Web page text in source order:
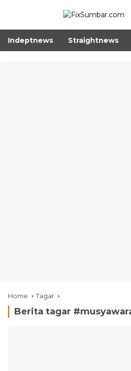
Indeptnews Straightnews
Home Tagar
Berita tagar #